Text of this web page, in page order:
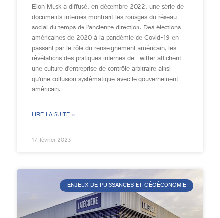
Elon Musk a diffusé, en décembre 2022, une série de
documents internes montrant les rouages du réseau
social du temps de l’ancienne direction. Des élections
américaines de 2020 à la pandémie de Covid-19 en
passant par le rôle du renseignement américain, les
révélations des pratiques internes de Twitter affichent
une culture d’entreprise de contrôle arbitraire ainsi
qu’une collusion systématique avec le gouvernement
américain.
LIRE LA SUITE »
17 février 2023
ENJEUX DE PUISSANCES ET GÉOÉCONOMIE